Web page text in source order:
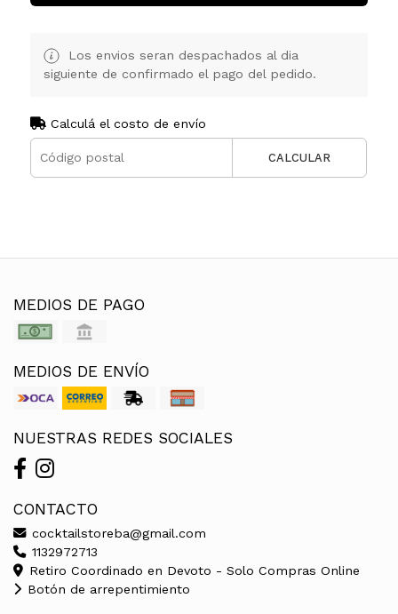
Los envios seran despachados al dia
siguiente de confirmado el pago del pedido.
Calculá el costo de envío
CALCULAR
MEDIOS DE PAGO
MEDIOS DE ENVÍO
NUESTRAS REDES SOCIALES
CONTACTO
cocktailstoreba@gmail.com
1132972713
Retiro Coordinado en Devoto - Solo Compras Online
Botón de arrepentimiento